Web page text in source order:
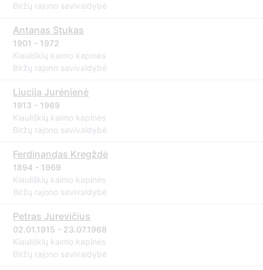
Biržų rajono savivaldybė
Antanas Stukas
1901 - 1972
Kiauliškių kaimo kapinės
Biržų rajono savivaldybė
Liucija Jurėnienė
1913 - 1969
Kiauliškių kaimo kapinės
Biržų rajono savivaldybė
Ferdinandas Kregždė
1894 - 1969
Kiauliškių kaimo kapinės
Biržų rajono savivaldybė
Petras Jurevičius
02.01.1915 - 23.07.1968
Kiauliškių kaimo kapinės
Biržų rajono savivaldybė